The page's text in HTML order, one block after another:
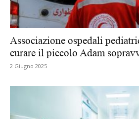
Associazione ospedali
curare il piccolo Adam
2 Giugno 2025